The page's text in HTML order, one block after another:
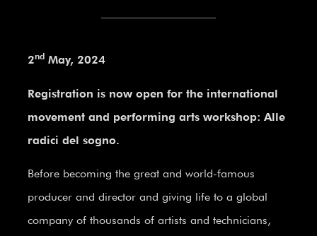
2ndMay, 2024
Registration is now open for the international
movement and performing arts workshop: Alle
radici del sogno.
Before becoming the great and world-famous
producer and director and giving life to a global
company of thousands of artists and technicians,